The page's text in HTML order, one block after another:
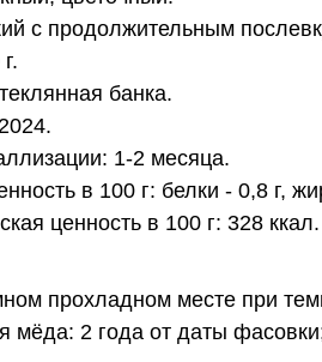
с продолжительным
банка.
1-2 месяца.
в 100 г: белки - 0,8 г,
ценность в 100 г: 328 ккал.
прохладном месте при
мёда: 2 года от даты